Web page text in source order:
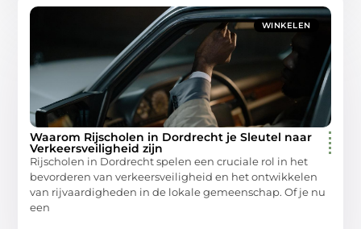
WINKELEN
Waarom Rijscholen in Dordrecht je Sleutel naar
Verkeersveiligheid zijn
Rijscholen in Dordrecht spelen een cruciale rol in het
bevorderen van verkeersveiligheid en het ontwikkelen
van rijvaardigheden in de lokale gemeenschap. Of je nu
een